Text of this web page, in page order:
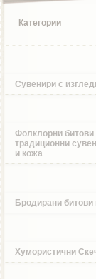
Категории
Сувенири с
Фолклорни битови
традиционни
и кожа
Бродирани битови
Хумористични